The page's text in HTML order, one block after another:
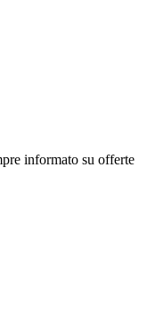
informato su offerte